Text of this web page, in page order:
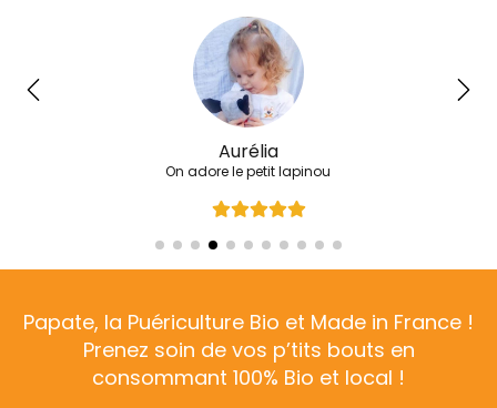
Aurélia
On adore le petit lapinou
Papate, la Puériculture Bio et Made in France !
Prenez soin de vos p’tits bouts en
consommant 100% Bio et local !